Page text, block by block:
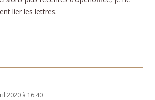
lier les lettres.
2020 à 16:40